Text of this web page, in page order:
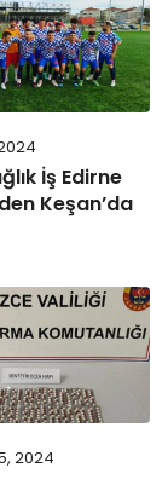
İş Edirne
Keşan’da
2024